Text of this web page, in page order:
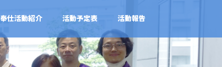
奉仕活動紹介 活動予定表 活動報告